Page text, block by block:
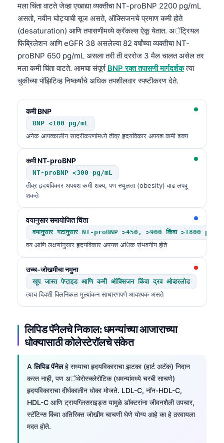
मला चिंता वाटते जेव्हा एखाद्या व्यक्तीचा NT-proBNP 2200 pg/mL
असतो, नवीन घोट्याची सूज असते, ऑक्सिजनचे प्रमाण कमी होते
(desaturation) आणि तपासणीमध्ये क्रॅकल्स ऐकू येतात. अॅट्रियल
फिब्रिलेशन आणि eGFR 38 असलेल्या 82 वर्षांच्या व्यक्तीचा NT-
proBNP 650 pg/mL असला तरी ती दररोज 3 मैल चालत असेल तर
मला कमी चिंता वाटते. आमचा संपूर्ण BNP रक्त तपासणी मार्गदर्शकत्या
चुकीच्या पॉझिटिव्ह निष्कर्षांचे अधिक तपशीलवार स्पष्टीकरण देते.
कमी BNP
BNP <100 pg/mL
अनेक आपत्कालीन सादरीकरणांमध्ये तीव्र हृदयविकार अपयश कमी शक्य
कमी NT-proBNP
NT-proBNP <300 pg/mL
तीव्र हृदयविकार अपयश कमी शक्य, पण स्थूलता (obesity) वाढ लपवू
शकते
वयानुसार समायोजित चिंता
वयानुसार गटानुसार NT-proBNP >450, >900 किंवा >1800 pg/
वय आणि लक्षणांनुसार हृदयविकार अपयश अधिक संभवनीय होते
उच्च-जोखमीचा नमुना
खूप जास्त पेप्टाइड आणि कमी ऑक्सिजन किंवा द्रव ओव्हरलोड
त्याच दिवशी क्लिनिकल मूल्यांकन साधारणपणे आवश्यक असते
लिपिड पॅनेलचे निकाल: धमन्यांच्या आजाराच्या
धोक्यासाठी कोलेस्टेरॉलचे संकेत
Aलिपिड पॅनेलहे सध्याचा हृदयविकाराचा झटका (हार्ट अटॅक) निदान
करत नाही, पण अॅथेरोस्क्लेरोटिक (धमन्यांमध्ये चरबी साचणे)
हृदयविकाराचा दीर्घकालीन धोका मोजते. LDL-C, नॉन-HDL-C,
HDL-C आणि ट्रायग्लिसराइड्स यामुळे डॉक्टरांना जीवनशैली उपचार,
स्टॅटिन्स किंवा अतिरिक्त जोखीम चाचणी घेणे योग्य आहे का हे ठरवायला
मदत होते.